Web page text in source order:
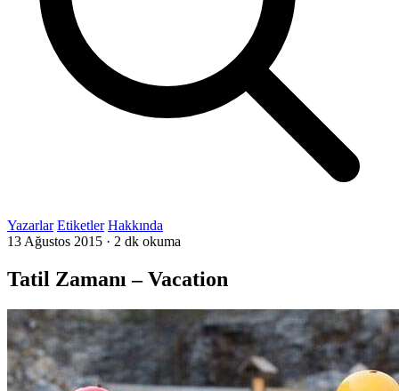
Yazarlar Etiketler Hakkında
13 Ağustos 2015 · 2 dk okuma
Tatil Zamanı – Vacation